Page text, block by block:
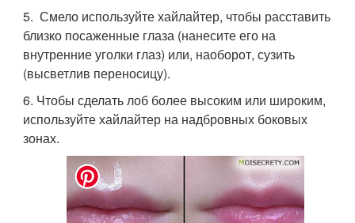
5. Смело используйте хайлайтер, чтобы расставить
близко посаженные глаза (нанесите его на
внутренние уголки глаз) или, наоборот, сузить
(высветлив переносицу).
6. Чтобы сделать лоб более высоким или широким,
используйте хайлайтер на надбровных боковых
зонах.